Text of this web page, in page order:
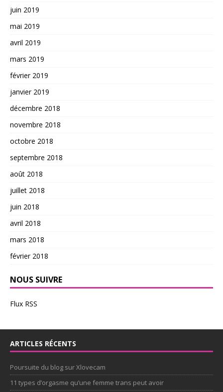
juin 2019
mai 2019
avril 2019
mars 2019
février 2019
janvier 2019
décembre 2018
novembre 2018
octobre 2018
septembre 2018
août 2018
juillet 2018
juin 2018
avril 2018
mars 2018
février 2018
NOUS SUIVRE
Flux RSS
ARTICLES RÉCENTS
Poursuite du blog sur Xlovecam
11 types d’orgasme qu’une femme trans peut avoir